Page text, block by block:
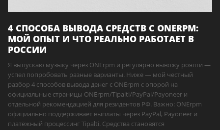
4 СПОСОБА ВЫВОДА СРЕДСТВ С ONERPM:
МОЙ ОПЫТ И ЧТО РЕАЛЬНО РАБОТАЕТ В
РОССИИ
Я выпускаю музыку через ONErpm и регулярно вывожу роялти —
успел попробовать разные варианты. Ниже — мой честный
разбор 4 способов вывода денег с ONErpm с опорой на
официальные страницы ONErpm/Tipalti/PayPal/Payoneer и
отдельной рекомендацией для резидентов РФ. Важно: ONErpm
официально поддерживает выплаты через PayPal, Payoneer и
платёжный процессинг Tipalti. Средства становятся